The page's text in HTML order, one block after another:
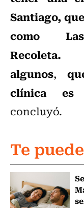
Santiago,
como
Recoleta.
algunos,
clínica es
concluyó.
Te